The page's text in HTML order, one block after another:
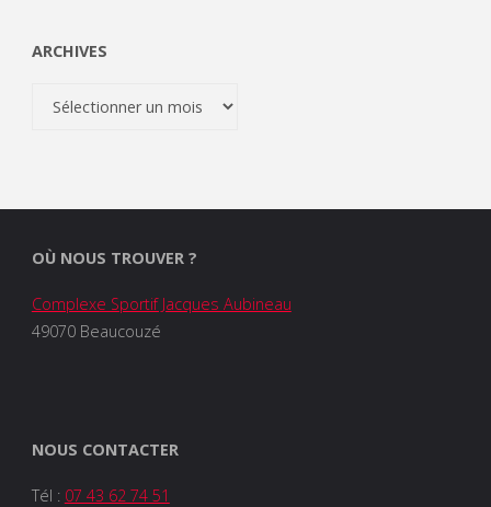
ARCHIVES
Archives
OÙ NOUS TROUVER ?
Complexe Sportif Jacques Aubineau
49070 Beaucouzé
NOUS CONTACTER
Tél : 07 43 62 74 51